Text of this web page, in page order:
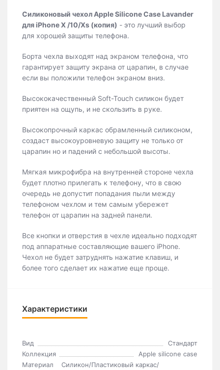
Силиконовый чехол Apple Silicone Case Lavander
для iPhone X /10/Xs (копия) - это лучший выбор
для хорошей защиты телефона.
Борта чехла выходят над экраном телефона, что
гарантирует защиту экрана от царапин, в случае
если вы положили телефон экраном вниз.
Высококачественный Soft-Touch силикон будет
приятен на ощупь, и не скользить в руке.
Высокопрочный каркас обрамленный силиконом,
создаст высокоуровневую защиту не только от
царапин но и падений с небольшой высоты.
Мягкая микрофибра на внутренней стороне чехла
будет плотно прилегать к телефону, что в свою
очередь не допустит попадания пыли между
телефоном чехлом и тем самым убережет
телефон от царапин на задней панели.
Все кнопки и отверстия в чехле идеально подходят
под аппаратные составляющие вашего iPhone.
Чехол не будет затруднять нажатие клавиш, и
более того сделает их нажатие еще проще.
Характеристики
Вид
Стандарт
Коллекция
Apple silicone case
Материал
Силикон/Пластиковый каркас/